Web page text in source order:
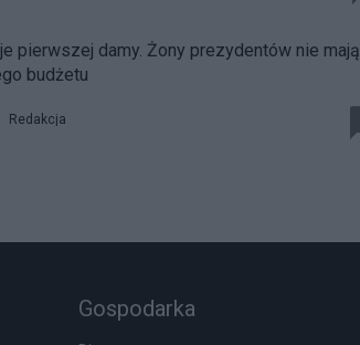
pierwszej damy. Żony prezydentów nie mają
budżetu
Redakcja
Gospodarka